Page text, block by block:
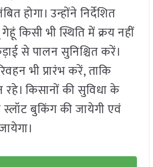
होगा। उन्होंने निर्देशित
किसी भी स्थिति में क्रय नहीं
से पालन सुनिश्चित करें।
भी प्रारंभ करें, ताकि
रहे। किसानों की सुविधा के
स्लॉट बुकिंग की जायेगी एवं